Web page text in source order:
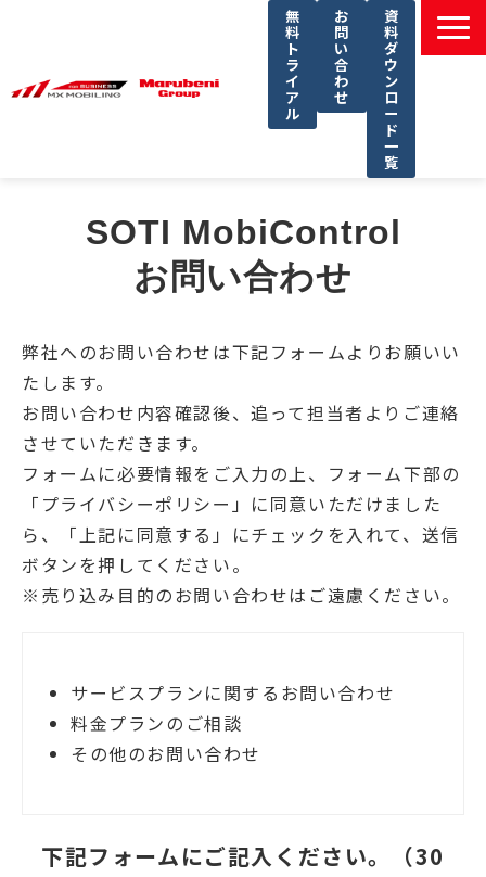
無
料
ト
ラ
イ
ア
ル
お
問
い
合
わ
せ
資
料
ダ
ウ
ン
ロ
ー
ド
一
覧
課題別ソリューション一覧
サービス一覧
セミナー
SOTI MobiControl
お問い合わせ
弊社へのお問い合わせは下記フォームよりお願いい
たします。
お問い合わせ内容確認後、追って担当者よりご連絡
させていただきます。
フォームに必要情報をご入力の上、フォーム下部の
「プライバシーポリシー」に同意いただけました
ら、「上記に同意する」にチェックを入れて、送信
ボタンを押してください。
※売り込み目的のお問い合わせはご遠慮ください。
サービスプランに関するお問い合わせ
料金プランのご相談
その他のお問い合わせ
下記フォームにご記入ください。（30